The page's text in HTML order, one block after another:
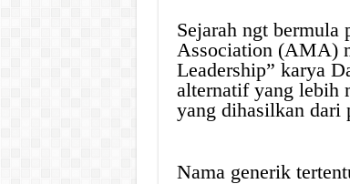
Sejarah ngt
Association (AMA)
Leadership” karya
alternatif yang lebih
yang dihasilkan dari
Nama generik